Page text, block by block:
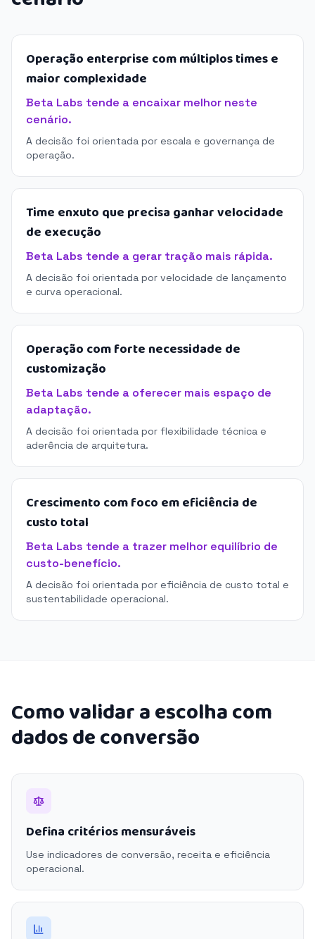
Operação enterprise com múltiplos times e
maior complexidade
Beta Labs tende a encaixar melhor neste
cenário.
A decisão foi orientada por escala e governança de
operação.
Time enxuto que precisa ganhar velocidade
de execução
Beta Labs tende a gerar tração mais rápida.
A decisão foi orientada por velocidade de lançamento
e curva operacional.
Operação com forte necessidade de
customização
Beta Labs tende a oferecer mais espaço de
adaptação.
A decisão foi orientada por flexibilidade técnica e
aderência de arquitetura.
Crescimento com foco em eficiência de
custo total
Beta Labs tende a trazer melhor equilíbrio de
custo-benefício.
A decisão foi orientada por eficiência de custo total e
sustentabilidade operacional.
Como validar a escolha com
dados de conversão
Defina critérios mensuráveis
Use indicadores de conversão, receita e eficiência
operacional.